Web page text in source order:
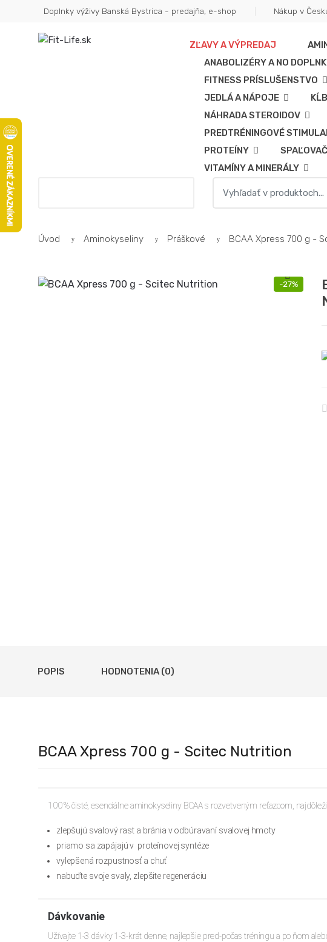
Doplnky výživy Banská Bystrica - predajňa, e-shop Nákup v
ZĽAVY A VÝPREDAJ
ANABOLIZÉRY A NO
FITNESS PRÍSLUŠENSTVO
JEDLÁ A NÁPOJE
NÁHRADA STEROIDOV
PREDTRÉNINGOVÉ
PROTEÍNY
VITAMÍNY A MINERÁLY
Úvod Aminokyseliny Práškové BCAA Xpress 700 g -
-27%
POPIS HODNOTENIA (0)
BCAA Xpress 700 g - Scitec Nutrition
100 % čisté, esenciálne aminokyseliny BCAA s rozvetveným reťazcom,
zlepšujú svalový rast a bránia v odbúravaní svalovej hmoty
priamo sa zapájajú v proteínovej syntéze
vylepšená rozpustnosť a chuť
nabuďte svoje svaly, zlepšite regeneráciu
Dávkovanie
Užívajte 1-3 dávky 1-3-krát denne, najlepšie pred-počas tréningu a po ňom